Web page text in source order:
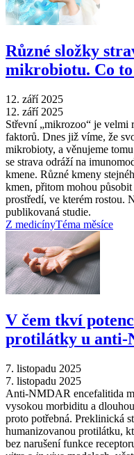
Různé složky
mikrobiotu. Co
12. září 2025
12. září 2025
Střevní „mikrozoo“ je velmi
faktorů. Dnes již víme, že
mikrobioty, a věnujeme
se strava odráží na
kmene. Různé kmeny
kmen, přitom mohou
prostředí, ve kterém rostou.
publikovaná studie.
Z medicínyTéma měsíce
V čem tkví
protilátky u anti-
7. listopadu 2025
7. listopadu 2025
Anti-NMDAR encefalitida
vysokou morbiditu a
proto potřebná. Preklinická
humanizovanou protilátku,
bez narušení funkce